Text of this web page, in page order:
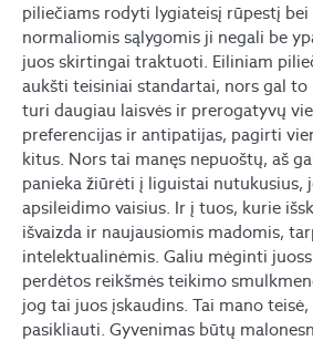
piliečiams rodyti lygiateisį rūpestį bei
normaliomis sąlygomis ji negali be
juos skirtingai traktuoti. Eiliniam
aukšti teisiniai standartai, nors gal to
turi daugiau laisvės ir prerogatyvų
preferencijas ir antipatijas, pagirti
kitus. Nors tai manęs nepuoštų, aš
panieka žiūrėti į liguistai nutukusius,
apsileidimo vaisius. Ir į tuos, kurie
išvaizda ir naujausiomis madomis,
intelektualinėmis. Galiu mėginti
perdėtos reikšmės teikimo
jog tai juos įskaudins. Tai mano
pasikliauti. Gyvenimas būtų